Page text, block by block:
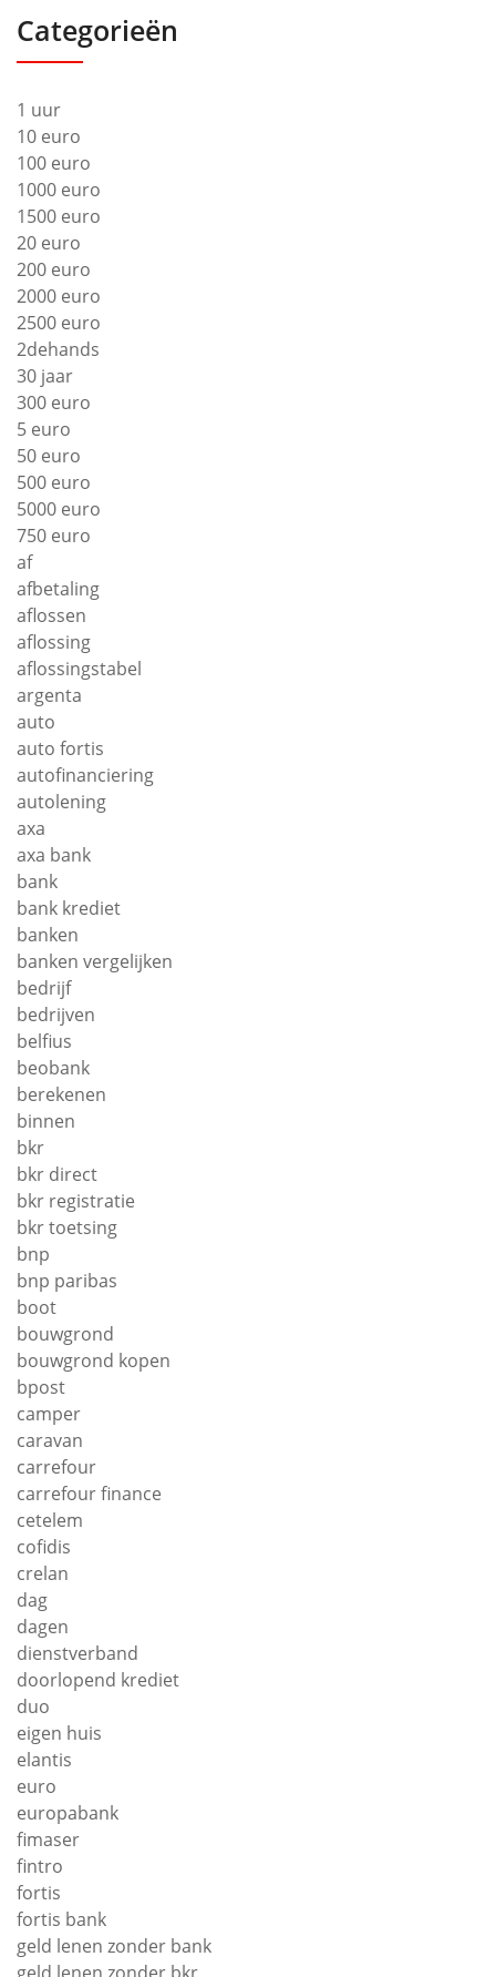
Categorieën
1 uur
10 euro
100 euro
1000 euro
1500 euro
20 euro
200 euro
2000 euro
2500 euro
2dehands
30 jaar
300 euro
5 euro
50 euro
500 euro
5000 euro
750 euro
af
afbetaling
aflossen
aflossing
aflossingstabel
argenta
auto
auto fortis
autofinanciering
autolening
axa
axa bank
bank
bank krediet
banken
banken vergelijken
bedrijf
bedrijven
belfius
beobank
berekenen
binnen
bkr
bkr direct
bkr registratie
bkr toetsing
bnp
bnp paribas
boot
bouwgrond
bouwgrond kopen
bpost
camper
caravan
carrefour
carrefour finance
cetelem
cofidis
crelan
dag
dagen
dienstverband
doorlopend krediet
duo
eigen huis
elantis
euro
europabank
fimaser
fintro
fortis
fortis bank
geld lenen zonder bank